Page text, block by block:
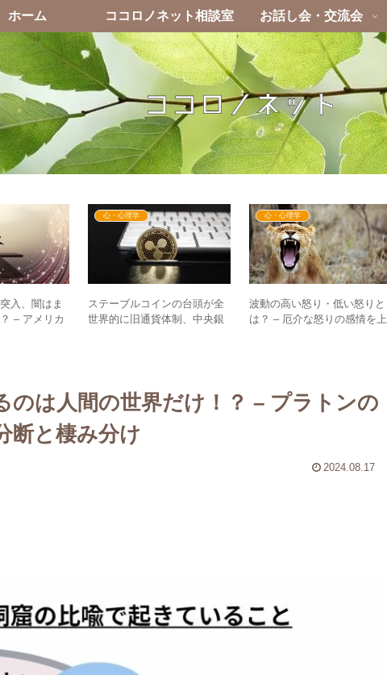
ホーム ココロノネット相談室 お話し会・交流会
入、闇はま
– アメリカ
心・心理学
ステーブルコインの台頭が全
世界的に旧通貨体制、中央銀
心・心理学
波動の高い怒り・低い怒りと
は？ – 厄介な怒りの感情を上
のは人間の世界だけ！？ – プラトンの
断と棲み分け
2024.08.17